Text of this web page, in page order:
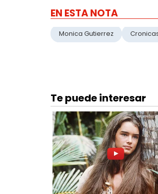
EN ESTA NOTA
Monica Gutierrez